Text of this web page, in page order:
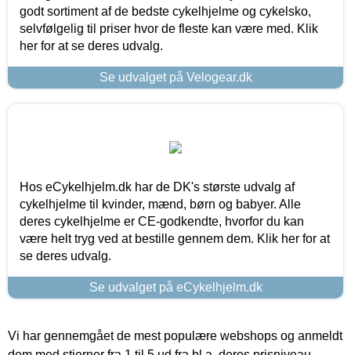
godt sortiment af de bedste cykelhjelme og cykelsko,
selvfølgelig til priser hvor de fleste kan være med. Klik
her for at se deres udvalg.
Se udvalget på Velogear.dk
Hos eCykelhjelm.dk har de DK's største udvalg af
cykelhjelme til kvinder, mænd, børn og babyer. Alle
deres cykelhjelme er CE-godkendte, hvorfor du kan
være helt tryg ved at bestille gennem dem. Klik her for at
se deres udvalg.
Se udvalget på eCykelhjelm.dk
Vi har gennemgået de mest populære webshops og anmeldt